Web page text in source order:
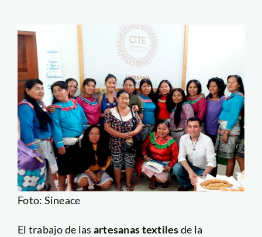
Foto: Sineace
El trabajo de las artesanas textilesde la